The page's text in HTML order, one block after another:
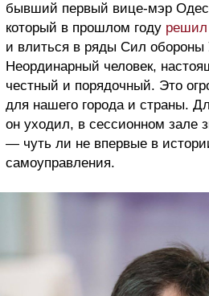
бывший первый вице-мэр
который в прошлом году решил
и влиться в ряды Сил обороны
Неординарный человек,
честный и порядочный. Это
для нашего города и страны.
он уходил, в сессионном зале
— чуть ли не впервые в
самоуправления.